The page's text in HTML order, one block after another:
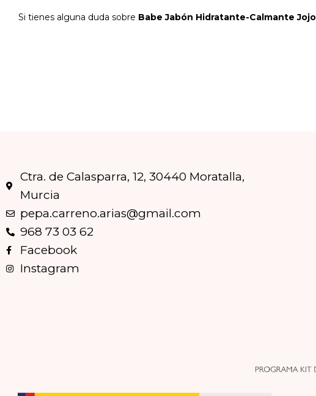
Si tienes alguna duda sobre Babe Jabón Hidratante-Calmante
Ctra. de Calasparra, 12, 30440 Moratalla,
Murcia
pepa.carreno.arias@gmail.com
968 73 03 62
Facebook
Instagram